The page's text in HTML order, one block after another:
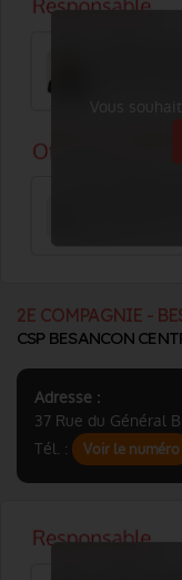
Vous
2E COMPAGNIE -
CSP BESANCON
Adresse :
37 Rue du Général
Tél. :
Voir le numéro